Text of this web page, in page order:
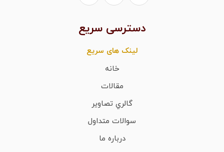
دسترسی سریع
لینک های سریع
خانه
مقالات
گالري تصاوير
سوالات متداول
درباره ما